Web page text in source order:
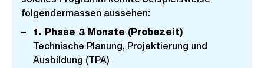
folgendermassen aussehen:
1. Phase 3 Monate (Probezeit)
Technische Planung, Projektierung und
Ausbildung (TPA)